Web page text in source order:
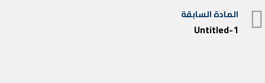
تصفّح
المقالات
المادة السابقة
المادة
Untitled-1